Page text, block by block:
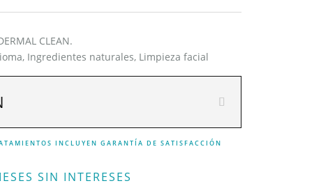
CLEAN.
, Ingredientes naturales, Limpieza facial
INCLUYEN GARANTÍA DE SATISFACCIÓN
SIN INTERESES